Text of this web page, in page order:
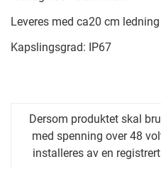
Leveres med ca20 cm
Kapslingsgrad: IP67
Dersom produktet skal
med spenning over 48
installeres av en